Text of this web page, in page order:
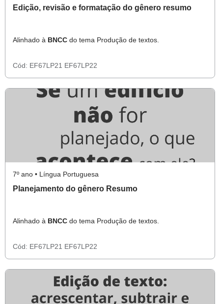
Edição, revisão e formatação do gênero resumo
Alinhado à BNCC do tema Produção de textos.
Cód: EF67LP21 EF67LP22
7º ano • Língua Portuguesa
Planejamento do gênero Resumo
Alinhado à BNCC do tema Produção de textos.
Cód: EF67LP21 EF67LP22